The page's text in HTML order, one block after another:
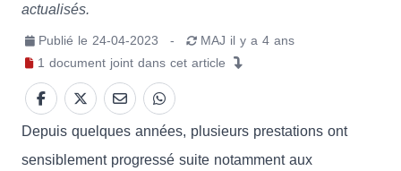
actualisés.
Publié le 24-04-2023 - MAJ il y a 4 ans
1 document joint dans cet article
Depuis quelques années, plusieurs prestations ont
sensiblement progressé suite notamment aux